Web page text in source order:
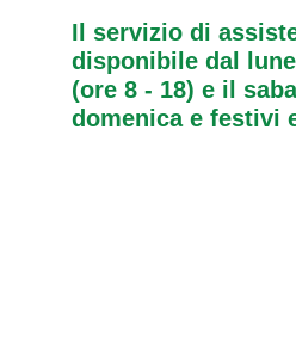
Il servizio di
disponibile dal
(ore 8 - 18) e il
domenica e festivi